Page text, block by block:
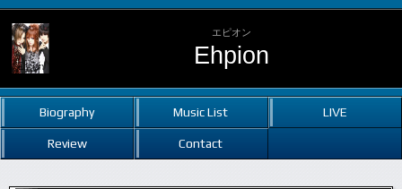
エピオン
Ehpion
Biography Music List LIVE
Review Contact